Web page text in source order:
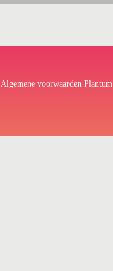
Algemene voorwaarden Plantum